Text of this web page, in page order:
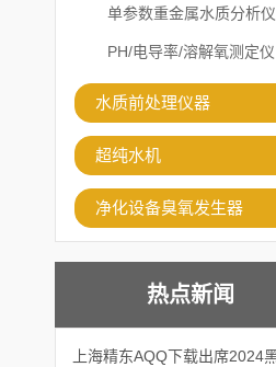
载安装
单参数重金属水质分析仪
PH/电导率/溶解氧测定仪
水质前处理仪器
超纯水机
净化设备臭氧发生器
热点新闻